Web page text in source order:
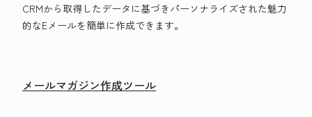
CRMから取得したデータに基づきパーソナライズされた魅力
的なEメールを簡単に作成できます。
メールマガジン作成ツール